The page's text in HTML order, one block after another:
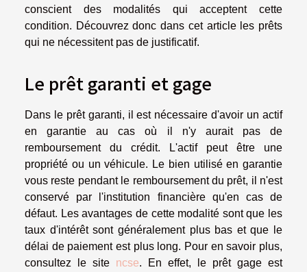
conscient des modalités qui acceptent cette
condition. Découvrez donc dans cet article les prêts
qui ne nécessitent pas de justificatif.
Le prêt garanti et gage
Dans le prêt garanti, il est nécessaire d'avoir un actif
en garantie au cas où il n'y aurait pas de
remboursement du crédit. L'actif peut être une
propriété ou un véhicule. Le bien utilisé en garantie
vous reste pendant le remboursement du prêt, il n'est
conservé par l'institution financière qu'en cas de
défaut. Les avantages de cette modalité sont que les
taux d'intérêt sont généralement plus bas et que le
délai de paiement est plus long. Pour en savoir plus,
consultez le site ncse. En effet, le prêt gage est